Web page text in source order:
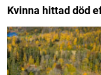
Kvinna hittad död